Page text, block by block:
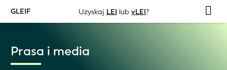
GLEIF Uzyskaj LEI lub vLEI?
Prasa i media